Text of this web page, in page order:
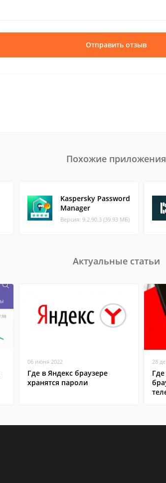
Отправить отзыв
Похожие приложения
Kaspersky Password
Manager
Версия: 9.2.90.3 (39.93 МБ)
Актуальные статьи
06 июня 2022
Где в Яндекс браузере
хранятся пароли
28